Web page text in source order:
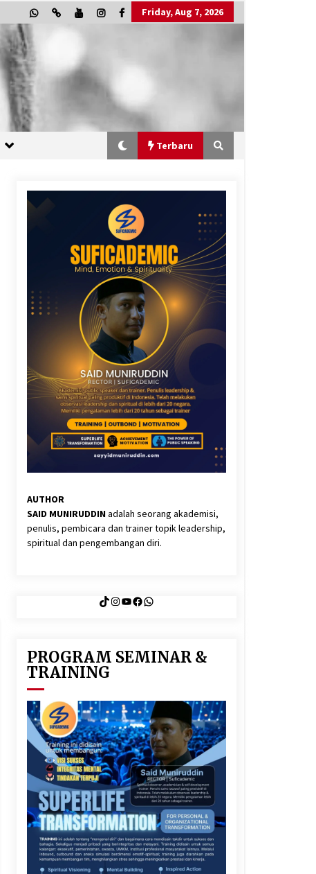
Friday, Aug 7, 2026
Terbaru
“One Piece”, Cara Barat Mengejar
2 months ago
“Allahukrasi”: The Power of
Management!
3 months ago
Said Muniruddin Latih Mental dan
Spiritual 80 Siswa YPHC
3 months ago
Eksistensi Iran dalam Tiga Ayat:
Memahami Aliansi Yahudi dan
Kristen dalam Dinamika Nubuwwat
4 months ago
AUTHOR
SAID MUNIRUDDINadalah seorang akademisi,
penulis, pembicara dan trainer topik leadership,
spiritual dan pengembangan diri.
TikTok
Instagram
YouTube
Facebook
WhatsApp
PROGRAM SEMINAR &
TRAINING